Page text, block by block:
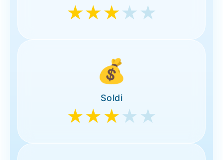
★★★★★
💰
Soldi
★★★★★